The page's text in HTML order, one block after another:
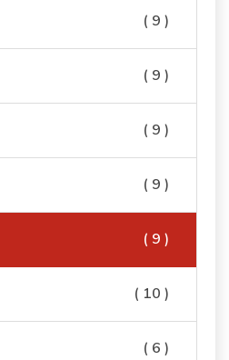
( 9 )
( 9 )
( 9 )
( 9 )
( 9 )
( 10 )
( 6 )